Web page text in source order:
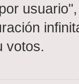
votos.